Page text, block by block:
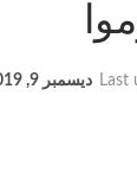
Last ديسمبر 9, 2019